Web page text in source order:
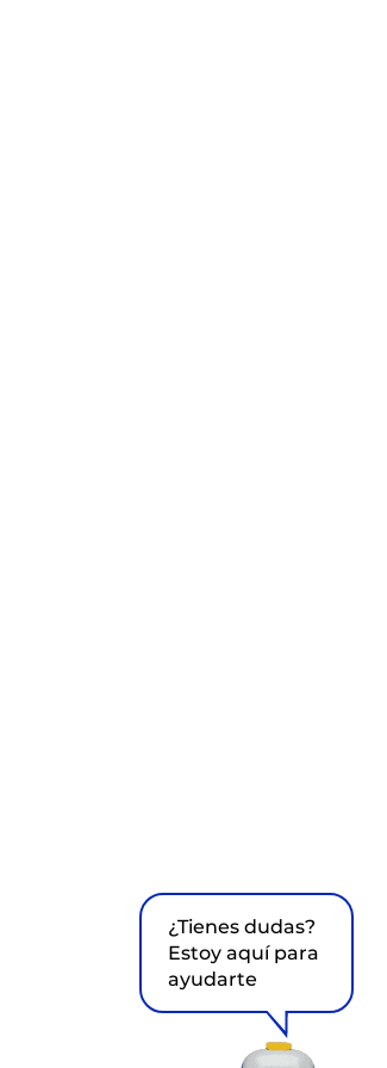
¿Tienes dudas?
Estoy aquí para
ayudarte